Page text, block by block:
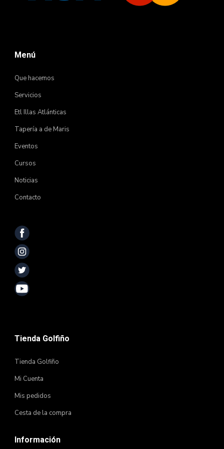
Menú
Que hacemos
Servicios
Etl Illas Atlánticas
Tapería a de Maris
Eventos
Cursos
Noticias
Contacto
Tienda Golfiño
Tienda Golfiño
Mi Cuenta
Mis pedidos
Cesta de la compra
Información